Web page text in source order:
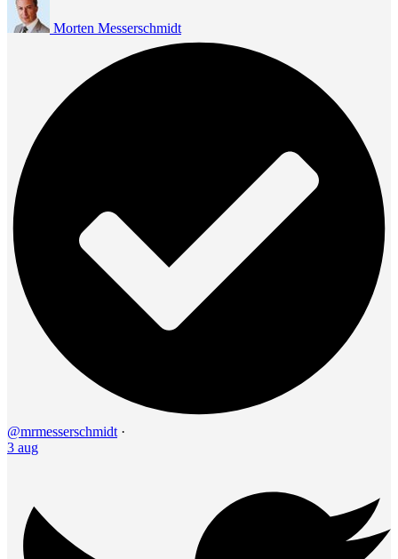
Morten Messerschmidt
@mrmesserschmidt ·
3 aug